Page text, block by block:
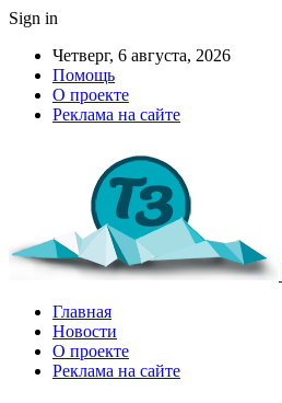
Sign in
Четверг, 6 августа, 2026
Помощь
О проекте
Реклама на сайте
Главная
Новости
О проекте
Реклама на сайте